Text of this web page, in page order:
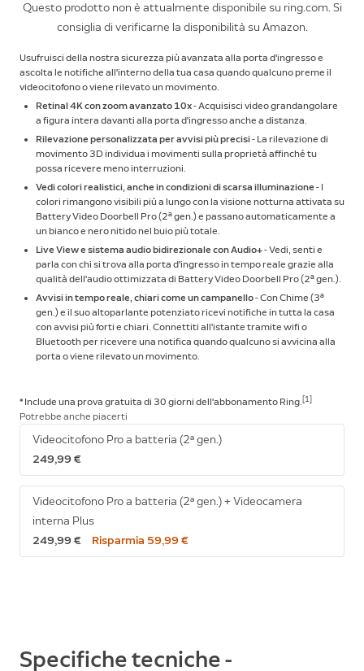
Questo prodotto non è attualmente disponibile su ring.com. Si
consiglia di verificarne la disponibilità su Amazon.
Usufruisci della nostra sicurezza più avanzata alla porta d'ingresso e
ascolta le notifiche all'interno della tua casa quando qualcuno preme il
videocitofono o viene rilevato un movimento.
Retinal 4K con zoom avanzato 10x- Acquisisci video grandangolare
a figura intera davanti alla porta d'ingresso anche a distanza.
Rilevazione personalizzata per avvisi più precisi- La rilevazione di
movimento 3D individua i movimenti sulla proprietà affinché tu
possa ricevere meno interruzioni.
Vedi colori realistici, anche in condizioni di scarsa illuminazione - I
colori rimangono visibili più a lungo con la visione notturna attivata su
Battery Video Doorbell Pro (2ª gen.) e passano automaticamente a
un bianco e nero nitido nel buio più totale.
Live View e sistema audio bidirezionale con Audio+- Vedi, senti e
parla con chi si trova alla porta d'ingresso in tempo reale grazie alla
qualità dell'audio ottimizzata di Battery Video Doorbell Pro (2ª gen.).
Avvisi in tempo reale, chiari come un campanello- Con Chime (3ª
gen.) e il suo altoparlante potenziato ricevi notifiche in tutta la casa
con avvisi più forti e chiari. Connettiti all'istante tramite wifi o
Bluetooth per ricevere una notifica quando qualcuno si avvicina alla
porta o viene rilevato un movimento.
* Include una prova gratuita di 30 giorni dell'abbonamento Ring.[1]
Potrebbe anche piacerti
Videocitofono Pro a batteria (2ª gen.)
249,99 €
Videocitofono Pro a batteria (2ª gen.) + Videocamera
interna Plus
249,99 €
Risparmia 59,99 €
Specifiche tecniche -